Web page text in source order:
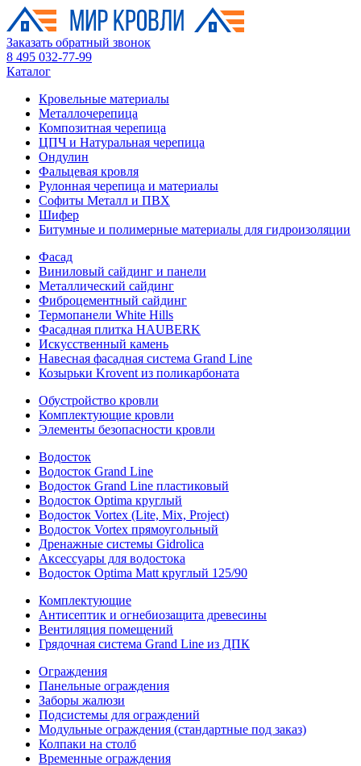
Заказать обратный звонок
8 495 032-77-99
Каталог
Кровельные материалы
Металлочерепица
Композитная черепица
ЦПЧ и Натуральная черепица
Ондулин
Фальцевая кровля
Рулонная черепица и материалы
Софиты Металл и ПВХ
Шифер
Битумные и полимерные материалы для гидроизоляции
Фасад
Виниловый сайдинг и панели
Металлический сайдинг
Фиброцементный сайдинг
Термопанели White Hills
Фасадная плитка HAUBERK
Искусственный камень
Навесная фасадная система Grand Line
Козырьки Krovent из поликарбоната
Обустройство кровли
Комплектующие кровли
Элементы безопасности кровли
Водосток
Водосток Grand Line
Водосток Grand Line пластиковый
Водосток Optima круглый
Водосток Vortex (Lite, Mix, Project)
Водосток Vortex прямоугольный
Дренажные системы Gidrolica
Аксессуары для водостока
Водосток Optima Matt круглый 125/90
Комплектующие
Антисептик и огнебиозащита древесины
Вентиляция помещений
Грядочная система Grand Line из ДПК
Ограждения
Панельные ограждения
Заборы жалюзи
Подсистемы для ограждений
Модульные ограждения (стандартные под заказ)
Колпаки на столб
Временные ограждения